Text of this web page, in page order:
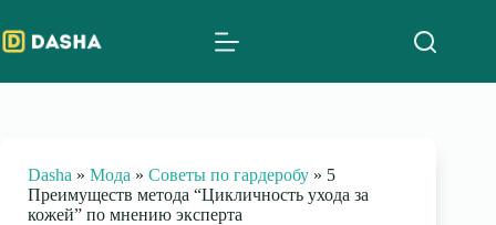
to
content
Dasha » Мода » Советы по гардеробу » 5
Преимуществ метода “Цикличность ухода за
кожей” по мнению эксперта